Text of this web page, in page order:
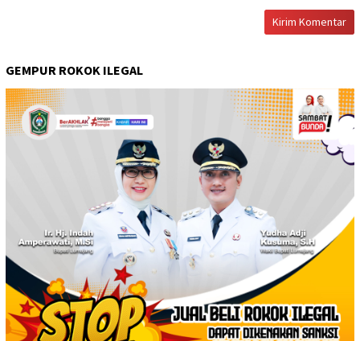
GEMPUR ROKOK ILEGAL